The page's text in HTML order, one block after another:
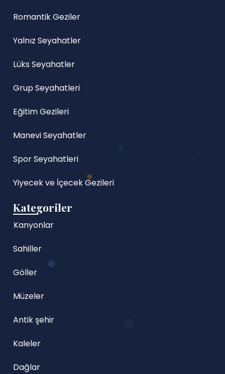
Romantik Geziler
Yalnız Seyahatler
Lüks Seyahatler
Grup Seyahatleri
Eğitim Gezileri
Manevi Seyahatler
Spor Seyahatleri
Yiyecek ve İçecek Gezileri
Kategoriler
Kanyonlar
Sahiller
Göller
Müzeler
Antik şehir
Kaleler
Dağlar